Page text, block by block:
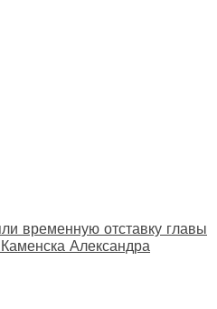
временную отставку главы
Александра